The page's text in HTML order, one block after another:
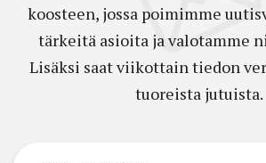
koosteen, jossa poimimme
tärkeitä asioita ja valotamme
Lisäksi saat viikottain tiedon
tuoreista jutuista.